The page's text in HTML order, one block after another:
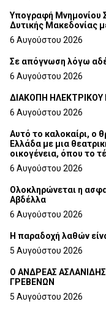
Υπογραφή Μνημονίου
Δυτικής Μακεδονίας
6 Αυγούστου 2026
Σε απόγνωση λόγω
6 Αυγούστου 2026
ΔΙΑΚΟΠΗ
6 Αυγούστου 2026
Αυτό το καλοκαίρι, ο
Ελλάδα με μια
οικογένεια,
6 Αυγούστου 2026
Ολοκληρώνεται η
Αβδέλλα
6 Αυγούστου 2026
H παραδοχή λαθών
5 Αυγούστου 2026
Ο ΑΝΔΡΕΑΣ
ΓΡΕΒΕΝΩΝ
5 Αυγούστου 2026